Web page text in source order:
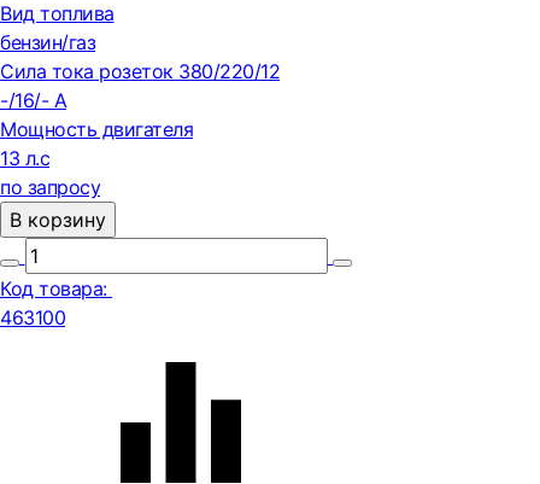
Вид топлива
бензин/газ
Сила тока розеток 380/220/12
-/16/- А
Мощность двигателя
13 л.с
по запросу
В корзину
Код товара:
463100